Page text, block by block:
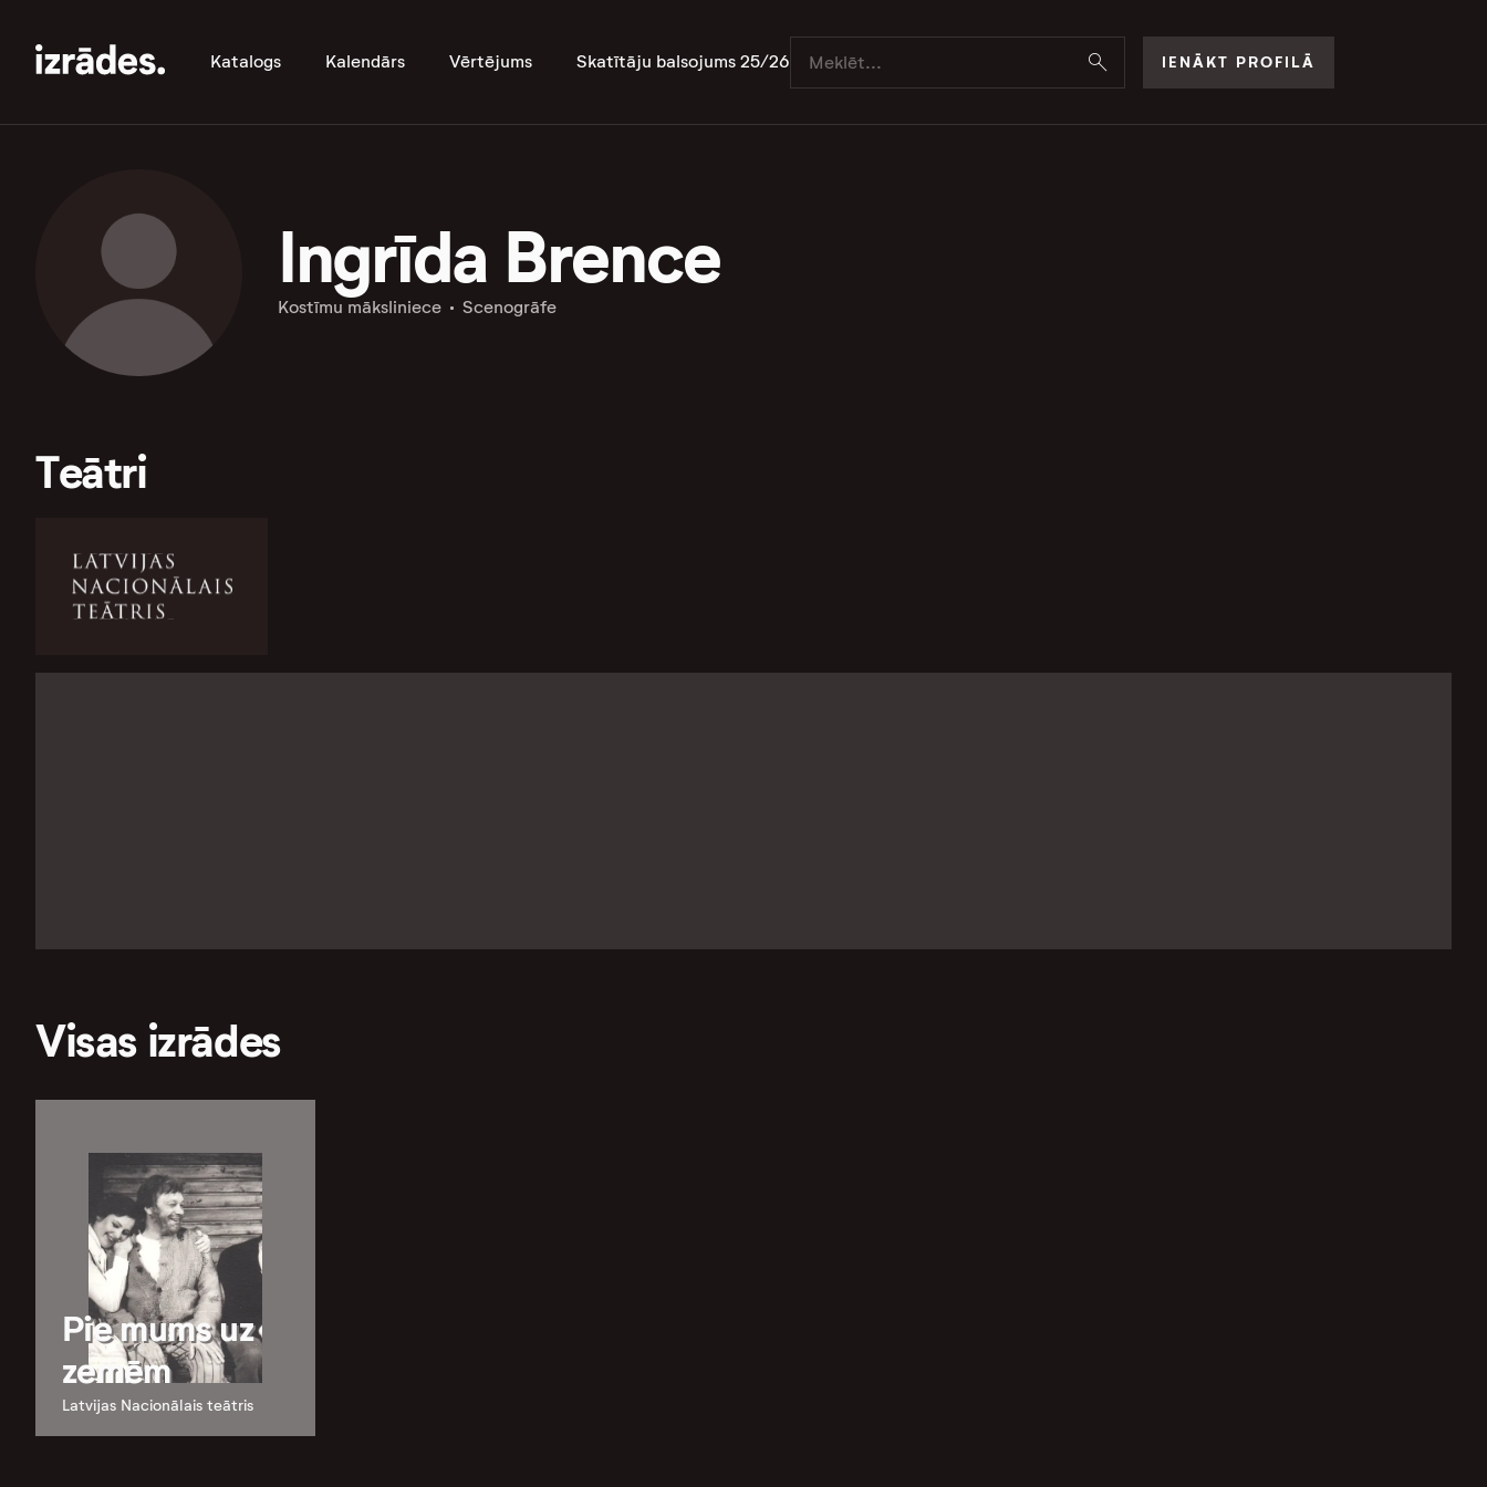
Katalogs Kalendārs Vērtējums Skatītāju balsojums 25/26 IENĀKT PROFILĀ
Ingrīda Brence
Kostīmu māksliniece Scenogrāfe
Teātri
Visas izrādes
Pie mums uz
zemēm
Latvijas Nacionālais teātris